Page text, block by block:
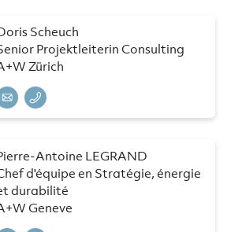
Scheuch
Projektleiterin Consulting
Zürich
Antoine LEGRAND
d'équipe en Stratégie, énergie
durabilité
Geneve